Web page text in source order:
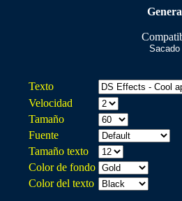
Texto
Velocidad
Tamaño
Fuente
Tamaño texto
Color de fondo
Color del texto